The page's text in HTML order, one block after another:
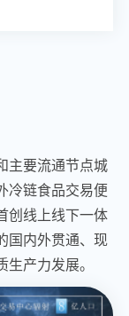
主要流通节点城
冷链食品交易便
创线上线下一体
国内外贯通、现
产力发展。